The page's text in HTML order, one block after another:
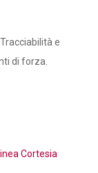
e
di forza.
Cortesia